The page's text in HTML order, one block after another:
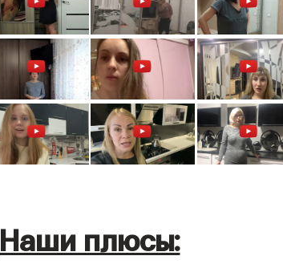
Наши плюсы: